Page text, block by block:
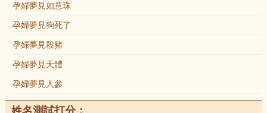
孕婦夢見如意珠
孕婦夢見狗死了
孕婦夢見殺豬
孕婦夢見天體
孕婦夢見人參
姓名測試打分：